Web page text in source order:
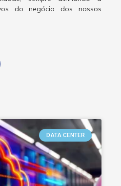
do negócio dos nossos
DATA CENTER